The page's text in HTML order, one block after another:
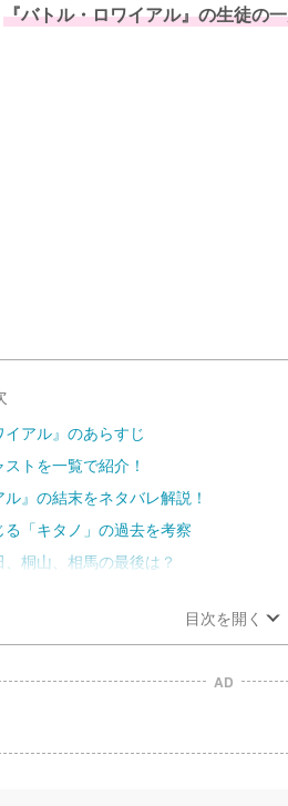
『バトル・ロワイアル』の生徒の
アル』のあらすじ
トを一覧で紹介！
ル』の結末をネタバレ解説！
「キタノ」の過去を考察
桐山、相馬の最後は？
目次を開く
AD